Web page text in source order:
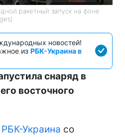
ракетный запуск на фоне
новостей!
из РБК-Украина в
снаряд в
восточного
РБК-Украина со